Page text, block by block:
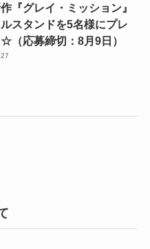
『グレイ・ミッション』
スタンドを5名様にプレ
（応募締切：8月9日）